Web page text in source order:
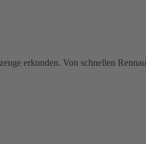
erkunden. Von schnellen